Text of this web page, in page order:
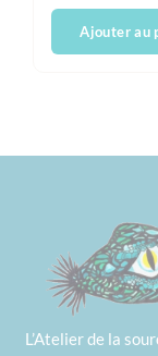
Ajouter au
L’Atelier de la